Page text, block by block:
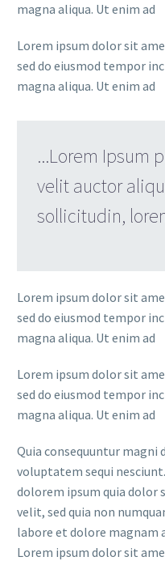
magna aliqua. Ut enim ad
Lorem ipsum dolor sit
sed do eiusmod tempor
magna aliqua. Ut enim ad
...Lorem Ipsum
velit auctor
sollicitudin,
Lorem ipsum dolor sit
sed do eiusmod tempor
magna aliqua. Ut enim ad
Lorem ipsum dolor sit
sed do eiusmod tempor
magna aliqua. Ut enim ad
Quia consequuntur magni
voluptatem sequi
dolorem ipsum quia dolor
velit, sed quia non
labore et dolore magnam
Lorem ipsum dolor sit